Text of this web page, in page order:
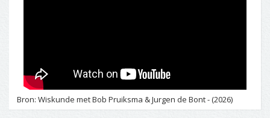
Bron: Wiskunde met Bob Pruiksma & Jurgen de Bont - (2026)